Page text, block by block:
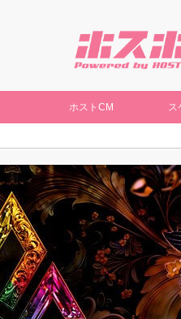
ホストCM ス